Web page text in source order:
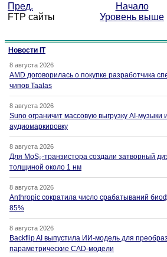
Пред. Начало
FTP сайты
Уровень выше
Новости IT
8 августа 2026
AMD договорилась о покупке разработчика
чипов Taalas
8 августа 2026
Suno ограничит массовую выгрузку AI-музыки
аудиомаркировку
8 августа 2026
Для MoS₂-транзистора создали затворный
толщиной около 1 нм
8 августа 2026
Anthropic сократила число срабатываний
85%
8 августа 2026
Backflip AI выпустила ИИ-модель для
параметрические CAD-модели